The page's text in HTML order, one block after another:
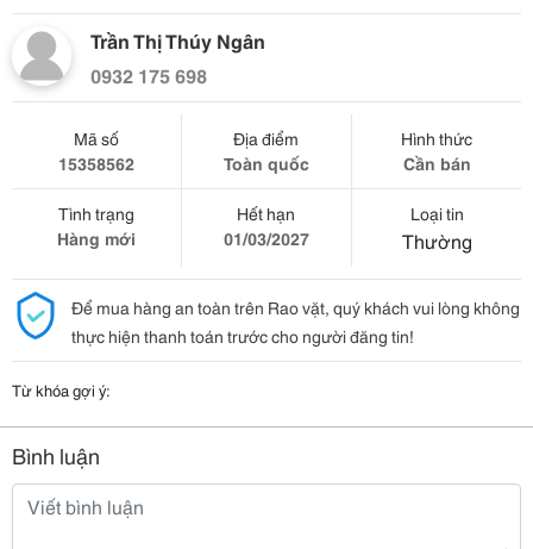
Trần Thị Thúy Ngân
0932 175 698
Mã số
15358562
Địa điểm
Toàn quốc
Hình thức
Cần bán
Tình trạng
Hàng mới
Hết hạn
01/03/2027
Loại tin
Thường
Để mua hàng an toàn trên Rao vặt, quý khách vui lòng không
thực hiện thanh toán trước cho người đăng tin!
Từ khóa gợi ý:
Bình luận